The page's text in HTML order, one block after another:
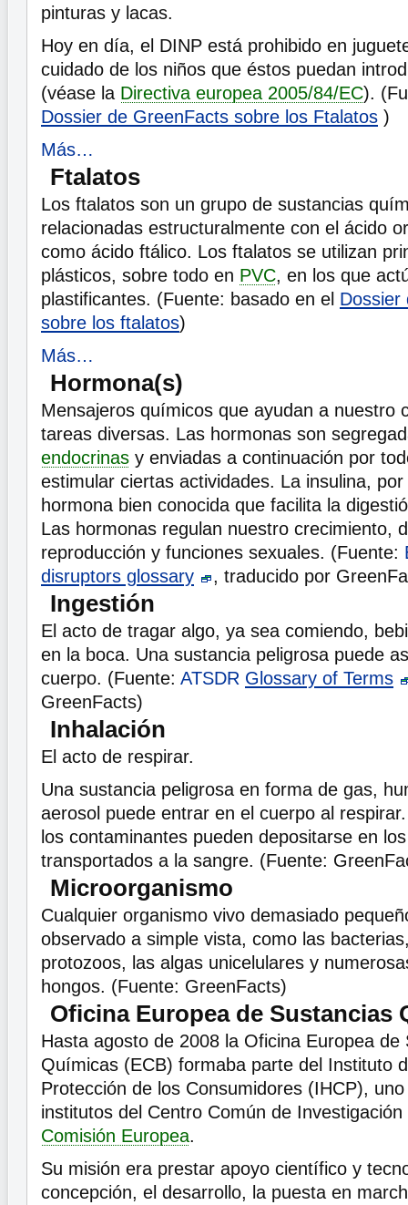
pinturas y lacas.
Hoy en día, el DINP está prohibido en
cuidado de los niños que éstos puedan
(véase la Directiva europea 2005/84/EC).
Dossier de GreenFacts sobre los Ftalatos )
Más…
Ftalatos
Los ftalatos son un grupo de sustancias
relacionadas estructuralmente con el ácido
como ácido ftálico. Los ftalatos se utilizan
plásticos, sobre todo en PVC, en los que
plastificantes. (Fuente: basado en el Dossier
sobre los ftalatos)
Más…
Hormona(s)
Mensajeros químicos que ayudan a nuestro
tareas diversas. Las hormonas son
endocrinas y enviadas a continuación por
estimular ciertas actividades. La insulina,
hormona bien conocida que facilita la
Las hormonas regulan nuestro crecimiento,
reproducción y funciones sexuales. (Fuente:
disruptors glossary
, traducido por
Ingestión
El acto de tragar algo, ya sea comiendo,
en la boca. Una sustancia peligrosa puede
cuerpo. (Fuente: ATSDR Glossary of Terms
GreenFacts)
Inhalación
El acto de respirar.
Una sustancia peligrosa en forma de gas,
aerosol puede entrar en el cuerpo al
los contaminantes pueden depositarse en
transportados a la sangre. (Fuente:
Microorganismo
Cualquier organismo vivo demasiado
observado a simple vista, como las
protozoos, las algas unicelulares y
hongos. (Fuente: GreenFacts)
Oficina Europea de Sustancias
Hasta agosto de 2008 la Oficina Europea de
Químicas (ECB) formaba parte del Instituto
Protección de los Consumidores (IHCP),
institutos del Centro Común de
Comisión Europea.
Su misión era prestar apoyo científico y
concepción, el desarrollo, la puesta en